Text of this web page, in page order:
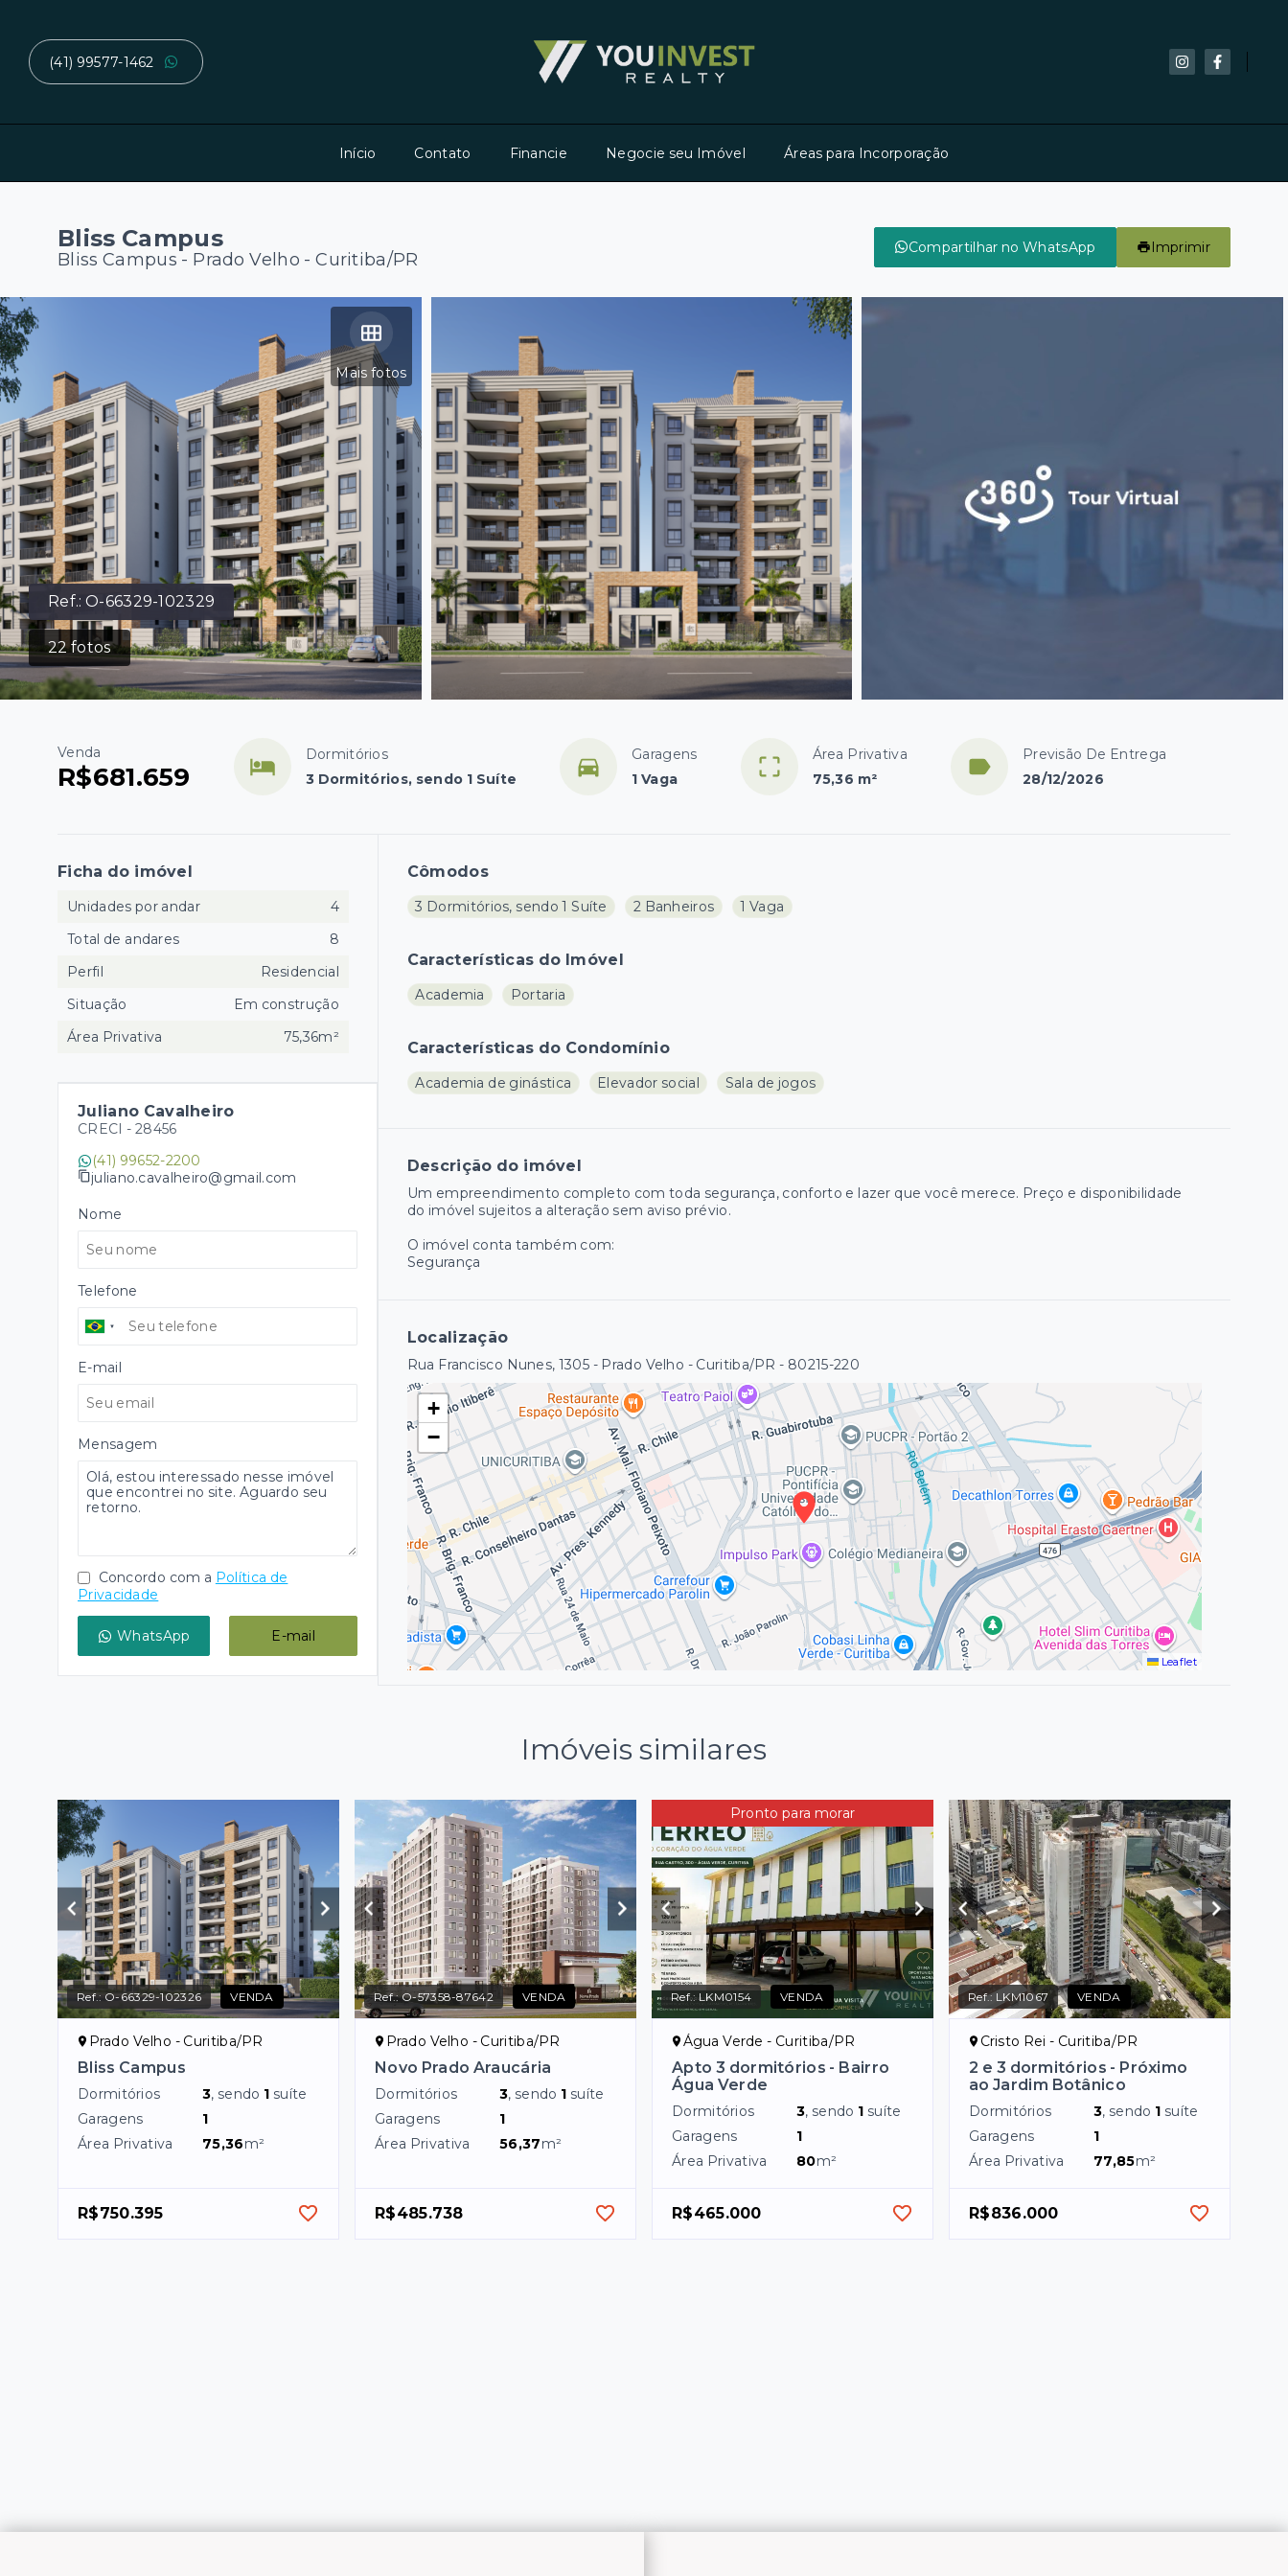
(41) 99577-1462
Início Contato Financie Negocie seu Imóvel Áreas para Incorporação
Bliss Campus
Bliss Campus - Prado Velho - Curitiba/PR
Compartilhar no WhatsApp Imprimir
Ref.:O-66329-102329
22fotos
Mais fotos
Venda
R$681.659
Dormitórios
3 Dormitórios, sendo 1 Suíte
Garagens
1 Vaga
Área Privativa
75,36 m²
Previsão De Entrega
28/12/2026
Cômodos
3 Dormitórios, sendo 1 Suíte 2 Banheiros 1 Vaga
Características do Imóvel
Academia Portaria
Características do Condomínio
Academia de ginástica Elevador social Sala de jogos
Descrição do imóvel
Um empreendimento completo com toda segurança, conforto e lazer que você merece. Preço e disponibilidade
do imóvel sujeitos a alteração sem aviso prévio.
O imóvel conta também com:
Segurança
Localização
Rua Francisco Nunes, 1305 - Prado Velho - Curitiba/PR - 80215-220
+
−
Leaflet
Ficha do imóvel
Unidades por andar
4
Total de andares
8
Perfil
Residencial
Situação
Em construção
Área Privativa
75,36m²
Juliano Cavalheiro
CRECI - 28456
(41) 99652-2200
juliano.cavalheiro@gmail.com
Nome
Telefone
E-mail
Mensagem
Concordo com a Política de
Privacidade
WhatsApp E-mail
Imóveis similares
Ref.: O-66329-102326 VENDA
Prado Velho - Curitiba/PR
Bliss Campus
Dormitórios 3, sendo 1 suíte
Garagens
1
Área Privativa
75,36m²
R$750.395
Ref.:O-57358-87642 VENDA
Prado Velho - Curitiba/PR
Novo Prado Araucária
Dormitórios 3, sendo 1 suíte
Garagens
1
Área Privativa
56,37m²
R$485.738
Pronto para morar
Ref.:LKM0154 VENDA
Água Verde - Curitiba/PR
Apto 3 dormitórios - Bairro
Água Verde
Dormitórios 3, sendo 1 suíte
Garagens
1
Área Privativa
80m²
R$465.000
Ref.:LKM1067 VENDA
Cristo Rei - Curitiba/PR
2 e 3 dormitórios - Próximo
ao Jardim Botânico
Dormitórios 3, sendo 1 suíte
Garagens
1
Área Privativa
77,85m²
R$836.000